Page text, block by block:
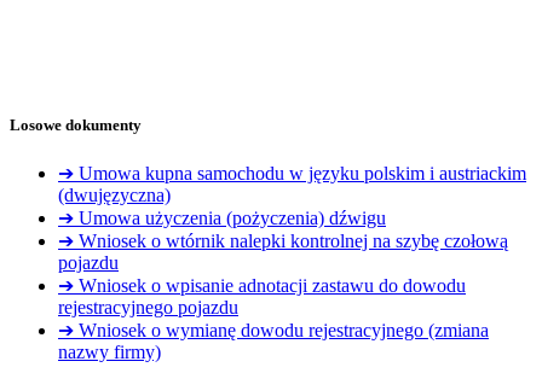
Losowe dokumenty
➔ Umowa kupna samochodu w języku polskim i austriackim
(dwujęzyczna)
➔ Umowa użyczenia (pożyczenia) dźwigu
➔ Wniosek o wtórnik nalepki kontrolnej na szybę czołową
pojazdu
➔ Wniosek o wpisanie adnotacji zastawu do dowodu
rejestracyjnego pojazdu
➔ Wniosek o wymianę dowodu rejestracyjnego (zmiana
nazwy firmy)